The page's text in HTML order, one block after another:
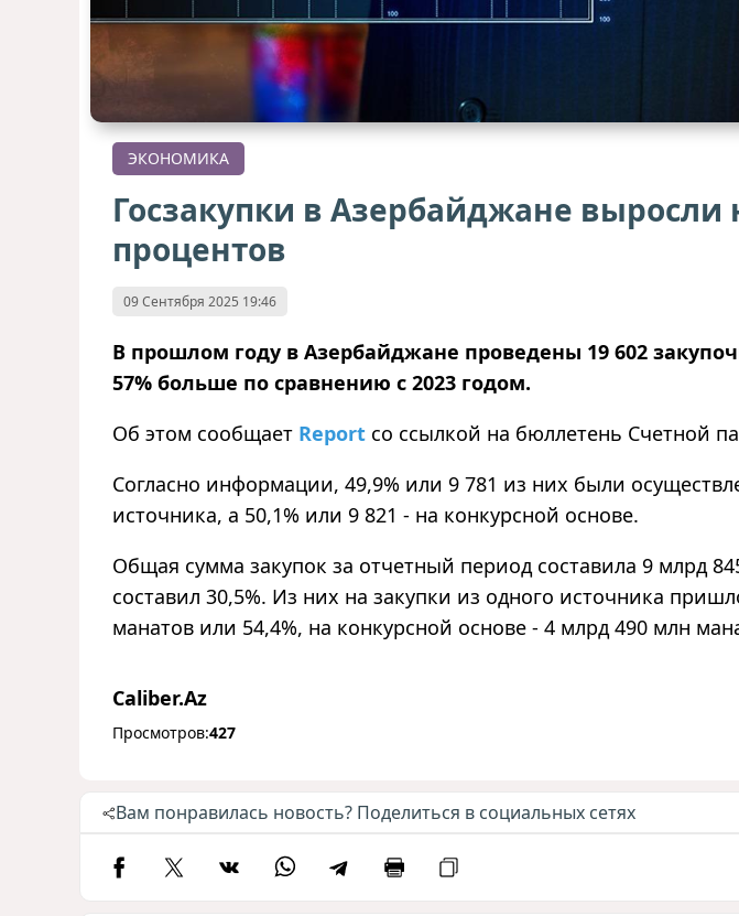
ЭКОНОМИКА
Госзакупки в Азербайджане выросли
процентов
09 Сентября 2025 19:46
В прошлом году в Азербайджане проведены 19 602
57% больше по сравнению с 2023 годом.
Об этом сообщает Report со ссылкой на бюллетень Счетной
Согласно информации, 49,9% или 9 781 из них были
источника, а 50,1% или 9 821 - на конкурсной основе.
Общая сумма закупок за отчетный период составила 9 млрд
составил 30,5%. Из них на закупки из одного источника
манатов или 54,4%, на конкурсной основе - 4 млрд 490 млн
Caliber.Az
Просмотров:427
Вам понравилась новость? Поделиться в социальных сетях